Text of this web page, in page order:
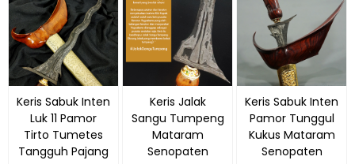
Keris Sabuk Inten
Luk 11 Pamor
Tirto Tumetes
Tangguh Pajang
Keris Jalak
Sangu Tumpeng
Mataram
Senopaten
Keris Sabuk Inten
Pamor Tunggul
Kukus Mataram
Senopaten